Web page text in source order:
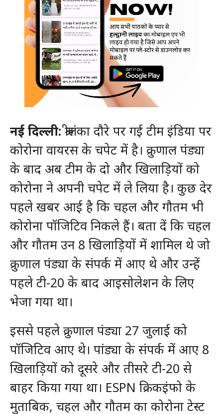
नई दिल्ली:श्रीलंका दौरे पर गई टीम इंडिया पर
कोरोना वायरस के चपेट में है। क्रुणाल पंड्या
के बाद अब टीम के दो और खिलाड़ियों को
कोरोना ने अपनी चपेट में ले लिया है। कुछ देर
पहले खबर आई है कि चहल और गौतम भी
कोरोना पॉजिटिव निकले हैं। बता दें कि चहल
और गौतम उन 8 खिलाड़ियों में शामिल थे जो
क्रुणाल पंड्या के संपर्क में आए थे और उन्हें
पहले टी-20 के बाद आइसोलेशन के लिए
भेजा गया था।
इससे पहले क्रुणाल पंड्या 27 जुलाई को
पॉजिटिव आए थे। पांड्या के संपर्क में आए 8
खिलाड़ियों को दूसरे और तीसरे टी-20 से
बाहर किया गया था। ESPN क्रिकइंफो के
मुताबिक, चहल और गौतम का कोरोना टेस्ट